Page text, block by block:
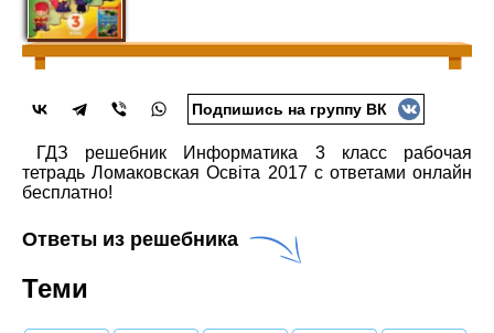
Подпишись на группу ВК
ГДЗ решебник Информатика 3 класс рабочая
тетрадь Ломаковская Освiта 2017 с ответами онлайн
бесплатно!
Ответы из решебника
Теми